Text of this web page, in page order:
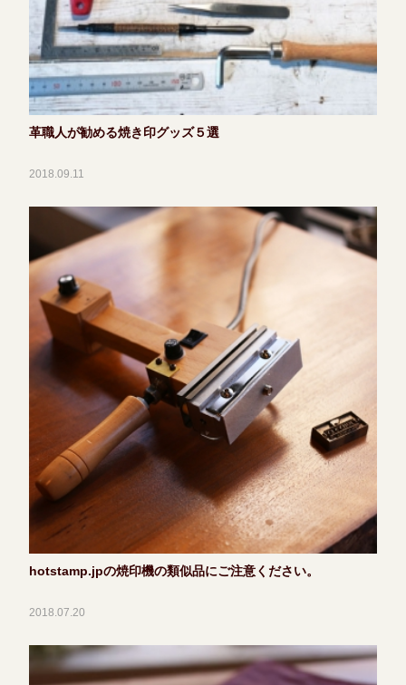
革職人が勧める焼き印グッズ５選
2018.09.11
hotstamp.jpの焼印機の類似品にご注意ください。
2018.07.20